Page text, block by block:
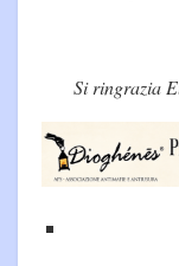
Si ringrazia